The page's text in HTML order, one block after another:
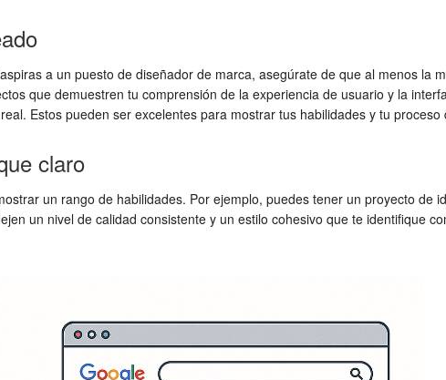
a un puesto de diseñador de marca, asegúrate de que al menos la
que demuestren tu comprensión de la experiencia de usuario y la
Estos pueden ser excelentes para mostrar tus habilidades y tu proceso
claro
un rango de habilidades. Por ejemplo, puedes tener un proyecto
un nivel de calidad consistente y un estilo cohesivo que te identifique